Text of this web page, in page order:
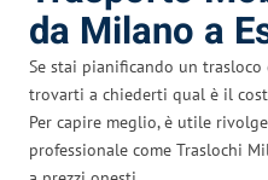
da Milano a
Se stai pianificando un trasloco
trovarti a chiederti qual è il
Per capire meglio, è utile
professionale come Traslochi